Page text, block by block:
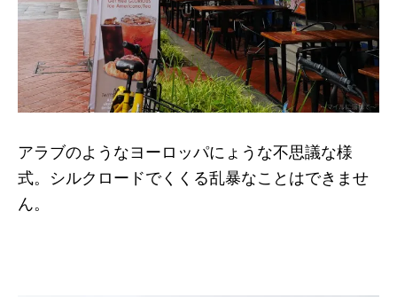
アラブのようなヨーロッパにょうな不思議な様
式。シルクロードでくくる乱暴なことはできませ
ん。